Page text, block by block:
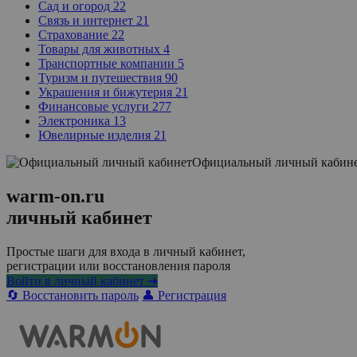
Сад и огород 22
Связь и интернет 21
Страхование 22
Товары для животных 4
Транспортные компании 5
Туризм и путешествия 90
Украшения и бижутерия 21
Финансовые услуги 277
Электроника 13
Ювелирные изделия 21
Официальный личный
warm-on.ru
личный кабинет
Простые шаги для входа в личный кабинет,
регистрации или восстановления пароля
Войти в личный кабинет ➜
🔄 Восстановить пароль 👤 Регистрация